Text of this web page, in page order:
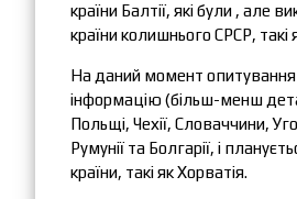
країни Балтії, які були , але
країни колишнього СРСР, такі
На даний момент опитування
інформацію (більш-менш
Польщі, Чехії, Словаччини,
Румунії та Болгарії, і
країни, такі як Хорватія.